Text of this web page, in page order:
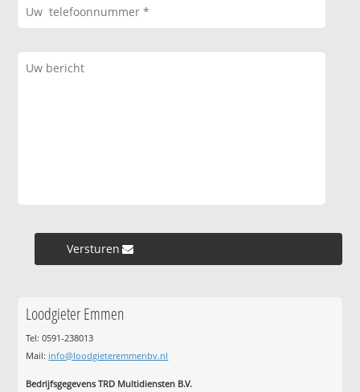
Versturen »
Loodgieter Emmen
Tel: 0591-238013
Mail: info@loodgieteremmenbv.nl
Bedrijfsgegevens TRD Multidiensten B.V.